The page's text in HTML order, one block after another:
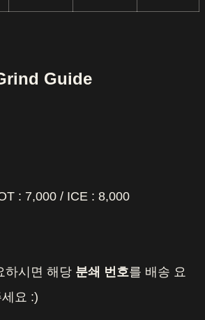
Guide
: 7,000 / ICE : 8,000
하시면 해당 분쇄 번호를 배송 요
요 :)